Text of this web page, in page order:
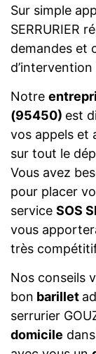
Sur simple
SERRURIER
demandes et
Notre
(95450) est
vos appels et
sur tout le
Vous avez
pour placer
service SOS
vous
très
Nos conseils
bon barillet
serrurier
domicile